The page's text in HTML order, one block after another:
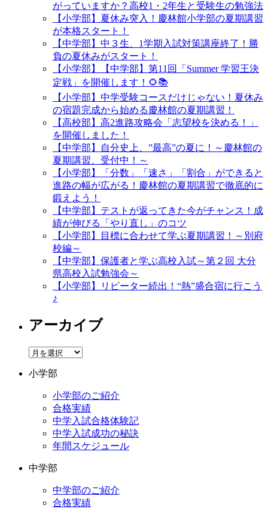
がっていますか？高校1・2年生と受験生の勉強法
【小学部】夏休み突入！慶林館小学部の夏期講習
が本格スタート！
【中学部】中３生、1学期入試対策講座終了！勝
負の夏休みがスタート！
【小学部】【中学部】第11回「Summer 学習王決
定戦」を開催します！🌻📚
【小学部】中学受験コースだけじゃない！夏休み
の宿題完成から始める慶林館の夏期講習！
【高校部】高2進路攻略会「志望校を決める！」
を開催しました！
【中学部】自分史上、”最高”の夏に！～慶林館の
夏期講習、受付中！～
【小学部】「分数」「速さ」「割合」ができると
進路の幅が広がる！慶林館の夏期講習で徹底的に
鍛えよう！
【中学部】テストが返ってきた今がチャンス！成
績が伸びる「やり直し」のコツ
【小学部】目標に合わせて学ぶ夏期講習！～別府
校編～
【中学部】保護者と学ぶ高校入試～第２回 大分
県高校入試勉強会～
【小学部】リピーター続出！“熱”盛合宿に行こう
♪
アーカイブ
ア
カ
小学部
小学部のご紹介
合格実績
中学入試合格体験記
中学入試成功の秘訣
年間スケジュール
中学部
中学部のご紹介
合格実績